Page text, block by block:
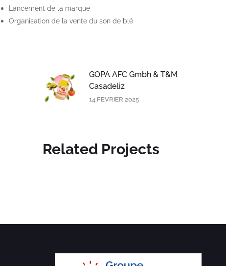
Lancement de la marque
Organisation de la vente du son de blé
GOPA AFC Gmbh & T&M
Casadeliz
14 FÉVRIER 2025
Related Projects